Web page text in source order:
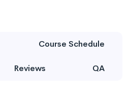
Course Schedule
Reviews QA